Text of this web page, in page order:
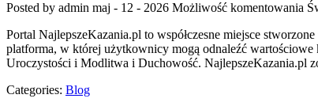
Posted by admin maj - 12 - 2026 Możliwość komentowania
Portal NajlepszeKazania.pl to współczesne miejsce
platforma, w której użytkownicy mogą odnaleźć wartościowe
Uroczystości i Modlitwa i Duchowość. NajlepszeKazania.pl
Categories: Blog